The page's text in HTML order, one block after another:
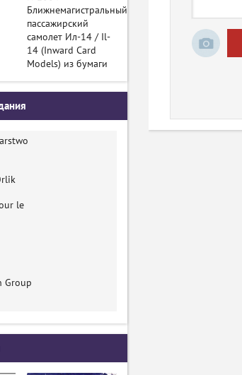
Ближнемагистральный
пассажирский
самолет Ил-14 / Il-
14 (Inward Card
Models) из бумаги
le
Group